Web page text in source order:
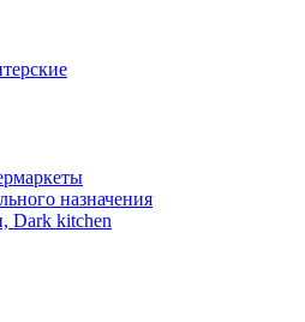
назначения
Dark kitchen